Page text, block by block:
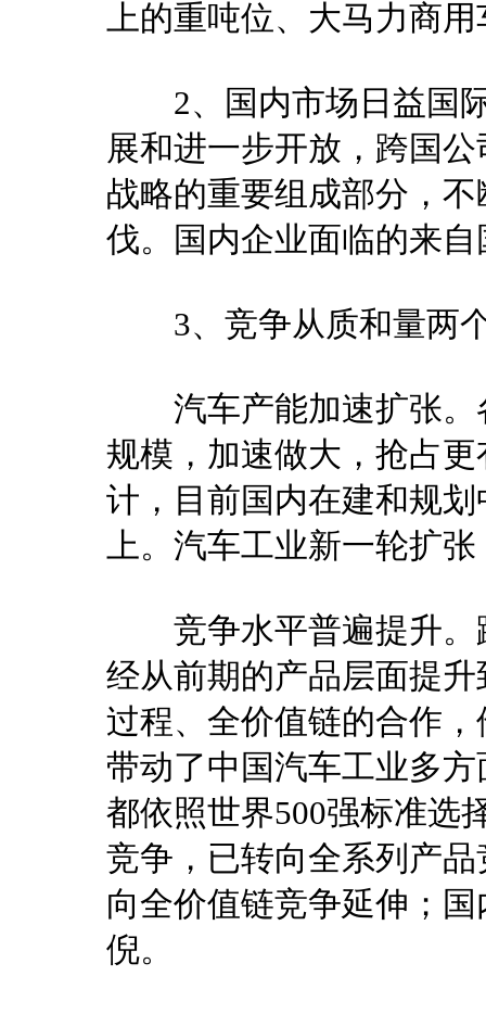
上的重吨位、大马力商
2、国内市场日益国际
展和进一步开放，跨国
战略的重要组成部分，
伐。国内企业面临的来
3、竞争从质和量两个
汽车产能加速扩张。
规模，加速做大，抢占
计，目前国内在建和规
上。汽车工业新一轮扩
竞争水平普遍提升。
经从前期的产品层面提
过程、全价值链的合作
带动了中国汽车工业多
都依照世界500强标准选
竞争，已转向全系列产
向全价值链竞争延伸；
倪。